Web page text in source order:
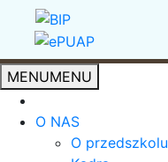
MENUMENU
O NAS
O przedszkolu